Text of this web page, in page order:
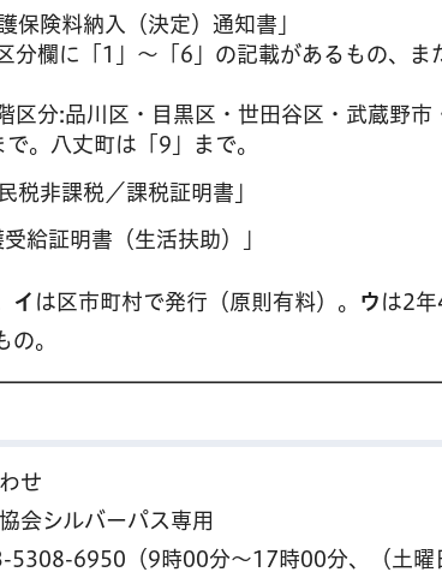
保険料納入（決定）通知書」
分欄に「1」～「6」の記載があるもの、ま
区分:品川区・目黒区・世田谷区・武蔵野市
。八丈町は「9」まで。
税非課税／課税証明書」
受給証明書（生活扶助）」
イ は区市町村で発行（原則有料）。 ウ は2
の。
せ
会シルバーパス専用
5308-6950 （9時00分～17時00分、（土曜